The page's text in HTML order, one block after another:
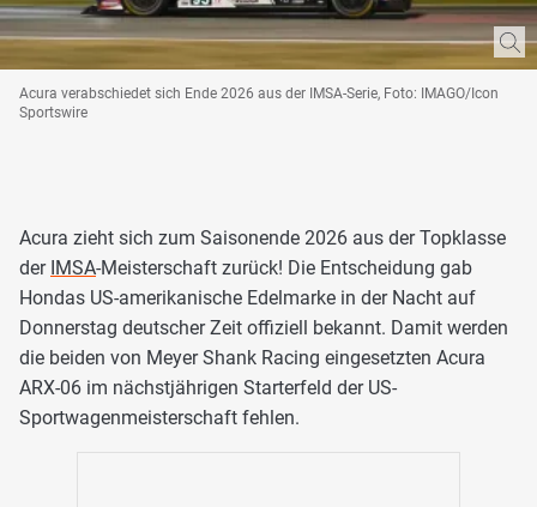
Acura verabschiedet sich Ende 2026 aus der IMSA-Serie, Foto: IMAGO/Icon
Sportswire
Acura zieht sich zum Saisonende 2026 aus der Topklasse
der IMSA-Meisterschaft zurück! Die Entscheidung gab
Hondas US-amerikanische Edelmarke in der Nacht auf
Donnerstag deutscher Zeit offiziell bekannt. Damit werden
die beiden von Meyer Shank Racing eingesetzten Acura
ARX-06 im nächstjährigen Starterfeld der US-
Sportwagenmeisterschaft fehlen.